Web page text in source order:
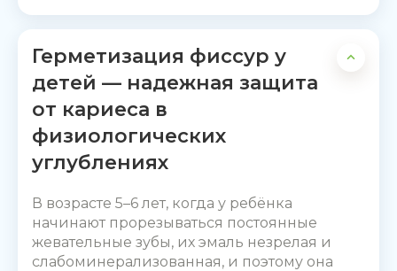
Герметизация фиссур у
детей — надежная защита
от кариеса в
физиологических
углублениях
В возрасте 5–6 лет, когда у ребёнка
начинают прорезываться постоянные
жевательные зубы, их эмаль незрелая и
слабоминерализованная, и поэтому она